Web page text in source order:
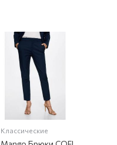
Классические